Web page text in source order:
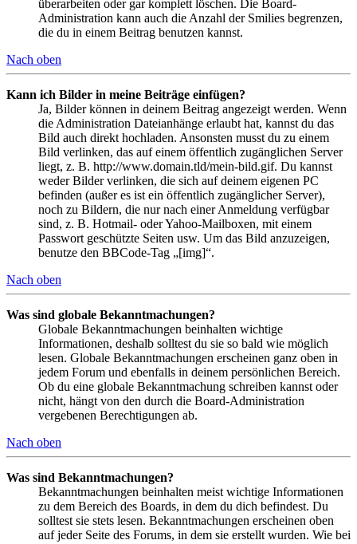
überarbeiten oder gar komplett löschen. Die Board-
Administration kann auch die Anzahl der Smilies begrenzen,
die du in einem Beitrag benutzen kannst.
Nach oben
Kann ich Bilder in meine Beiträge einfügen?
Ja, Bilder können in deinem Beitrag angezeigt werden. Wenn
die Administration Dateianhänge erlaubt hat, kannst du das
Bild auch direkt hochladen. Ansonsten musst du zu einem
Bild verlinken, das auf einem öffentlich zugänglichen Server
liegt, z. B. http://www.domain.tld/mein-bild.gif. Du kannst
weder Bilder verlinken, die sich auf deinem eigenen PC
befinden (außer es ist ein öffentlich zugänglicher Server),
noch zu Bildern, die nur nach einer Anmeldung verfügbar
sind, z. B. Hotmail- oder Yahoo-Mailboxen, mit einem
Passwort geschützte Seiten usw. Um das Bild anzuzeigen,
benutze den BBCode-Tag „[img]“.
Nach oben
Was sind globale Bekanntmachungen?
Globale Bekanntmachungen beinhalten wichtige
Informationen, deshalb solltest du sie so bald wie möglich
lesen. Globale Bekanntmachungen erscheinen ganz oben in
jedem Forum und ebenfalls in deinem persönlichen Bereich.
Ob du eine globale Bekanntmachung schreiben kannst oder
nicht, hängt von den durch die Board-Administration
vergebenen Berechtigungen ab.
Nach oben
Was sind Bekanntmachungen?
Bekanntmachungen beinhalten meist wichtige Informationen
zu dem Bereich des Boards, in dem du dich befindest. Du
solltest sie stets lesen. Bekanntmachungen erscheinen oben
auf jeder Seite des Forums, in dem sie erstellt wurden. Wie bei